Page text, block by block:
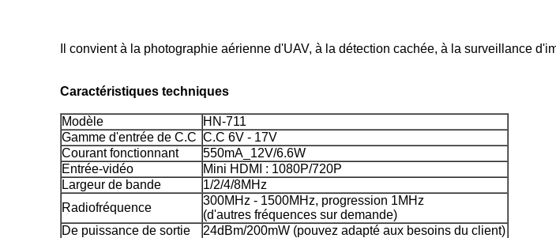
Il convient à la photographie aérienne d'UAV, à la détection cachée, à la surveillance
Caractéristiques techniques
Modèle
HN-711
Gamme d'entrée de C.C C.C 6V - 17V
Courant fonctionnant
550mA_12V/6.6W
Entrée-vidéo
Mini HDMI : 1080P/720P
Largeur de bande
1/2/4/8MHz
Radiofréquence
300MHz - 1500MHz, progression 1MHz
(d'autres fréquences sur demande)
De puissance de sortie
24dBm/200mW (pouvez adapté aux besoins du client)